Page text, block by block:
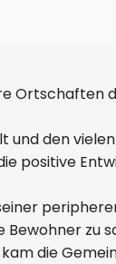
den
positive
zu
die